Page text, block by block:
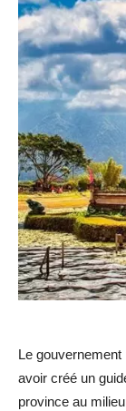
Le
avoir créé un
province au